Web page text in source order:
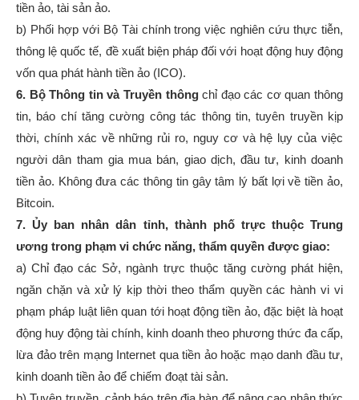
tiền ảo, tài sản ảo.
b) Phối hợp với Bộ Tài chính trong việc nghiên cứu thực tiễn,
thông lệ quốc tế, đề xuất biện pháp đối với hoạt động huy động
vốn qua phát hành tiền ảo (ICO).
6. Bộ Thông tin và Truyền thôngchỉ đạo các cơ quan thông
tin, báo chí tăng cường công tác thông tin, tuyên truyền kịp
thời, chính xác về những rủi ro, nguy cơ và hệ lụy của việc
người dân tham gia mua bán, giao dịch, đầu tư, kinh doanh
tiền ảo. Không đưa các thông tin gây tâm lý bất lợi về tiền ảo,
Bitcoin.
7. Ủy ban nhân dân tỉnh, thành phố trực thuộc Trung
ương trong phạm vi chức năng, thẩm quyền được giao:
a) Chỉ đạo các Sở, ngành trực thuộc tăng cường phát hiện,
ngăn chặn và xử lý kịp thời theo thẩm quyền các hành vi vi
phạm pháp luật liên quan tới hoạt động tiền ảo, đặc biệt là hoạt
động huy động tài chính, kinh doanh theo phương thức đa cấp,
lừa đảo trên mạng Internet qua tiền ảo hoặc mạo danh đầu tư,
kinh doanh tiền ảo để chiếm đoạt tài sản.